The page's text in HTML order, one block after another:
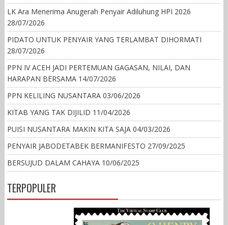
LK Ara Menerima Anugerah Penyair Adiluhung HPI 2026
28/07/2026
PIDATO UNTUK PENYAIR YANG TERLAMBAT DIHORMATI
28/07/2026
PPN IV ACEH JADI PERTEMUAN GAGASAN, NILAI, DAN
HARAPAN BERSAMA 14/07/2026
PPN KELILING NUSANTARA 03/06/2026
KITAB YANG TAK DIJILID 11/04/2026
PUISI NUSANTARA MAKIN KITA SAJA 04/03/2026
PENYAIR JABODETABEK BERMANIFESTO 27/09/2025
BERSUJUD DALAM CAHAYA 10/06/2025
TERPOPULER